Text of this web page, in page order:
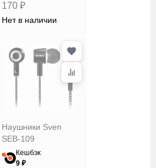
170 ₽
Нет в наличии
Наушники Sven
SEB-109
Кешбэк
9 ₽